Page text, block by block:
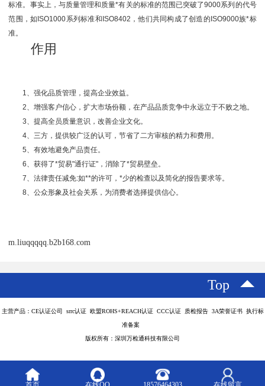
标准。事实上，与质量管理和质量*有关的标准的范围已突破了9000系列的代号
范围，如ISO1000系列标准和ISO8402，他们共同构成了创造的ISO9000族*标
准。
作用
1、强化品质管理，提高企业效益。
2、增强客户信心，扩大市场份额，在产品品质竞争中永远立于不败之地。
3、提高全员质量意识，改善企业文化。
4、三方，提供较广泛的认可，节省了二方审核的精力和费用。
5、有效地避免产品责任。
6、获得了*贸易"通行证"，消除了*贸易壁垒。
7、法律责任减免:如**的许可，*少的检查以及简化的报告要求等。
8、公众形象及社会关系，为消费者选择提供信心。
m.liuqqqqq.b2b168.com
Top
主营产品：CE认证公司 srrc认证 欧盟ROHS+REACH认证 CCC认证 质检报告 3A荣誉证书 执行标
准备案
版权所有：深圳万检通科技有限公司